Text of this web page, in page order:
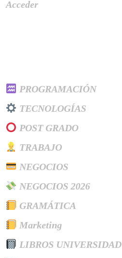
Acceder
PROGRAMACIÓN
TECNOLOGÍAS
POST GRADO
TRABAJO
NEGOCIOS
NEGOCIOS 2026
GRAMÁTICA
Marketing
LIBROS UNIVERSIDAD